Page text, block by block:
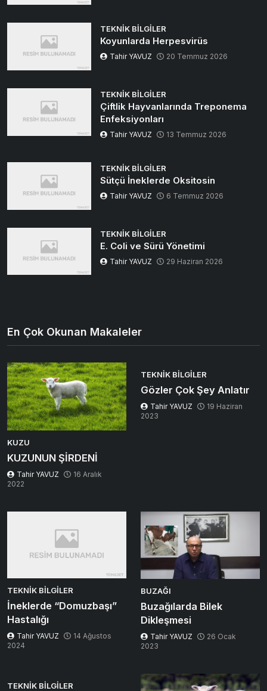
TEKNIK BILGILER
Koyunlarda Herpesvirüs
Tahir YAVUZ 20 Temmuz 2026
TEKNIK BILGILER
Çiftlik Hayvanlarında Treponema
Enfeksiyonları
Tahir YAVUZ 13 Temmuz 2026
TEKNIK BILGILER
Sütçü İneklerde Oksitosin
Tahir YAVUZ 6 Temmuz 2026
TEKNIK BILGILER
E. Coli ve Sürü Yönetimi
Tahir YAVUZ 29 Haziran 2026
En Çok Okunan Makaleler
KUZU
KUZUNUN ŞİRDENİ
Tahir YAVUZ
16 Aralık
2022
TEKNIK BILGILER
Gözler Çok Şey Anlatır
Tahir YAVUZ
19 Haziran
2023
TEKNIK BILGILER
İneklerde “Domuzbaşı”
Hastalığı
Tahir YAVUZ
14 Ağustos
2024
BUZAĞI
Buzağılarda Bilek
Dikleşmesi
Tahir YAVUZ
26 Ocak
2023
TEKNIK BILGILER